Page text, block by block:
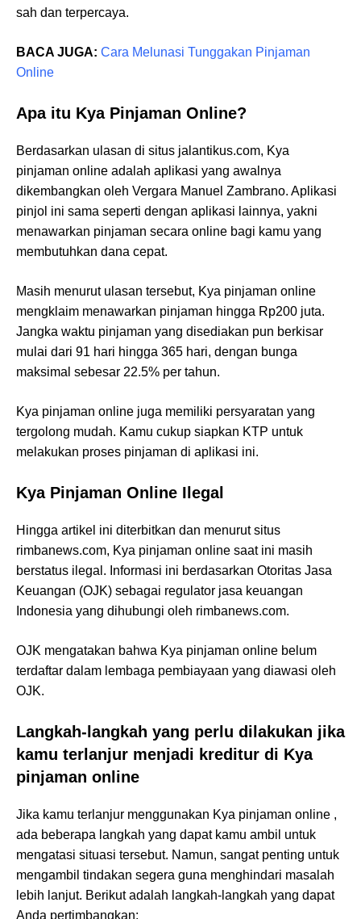
sah dan terpercaya.
BACA JUGA: Cara Melunasi Tunggakan Pinjaman
Online
Apa itu Kya Pinjaman Online?
Berdasarkan ulasan di situs jalantikus.com, Kya
pinjaman online adalah aplikasi yang awalnya
dikembangkan oleh Vergara Manuel Zambrano. Aplikasi
pinjol ini sama seperti dengan aplikasi lainnya, yakni
menawarkan pinjaman secara online bagi kamu yang
membutuhkan dana cepat.
Masih menurut ulasan tersebut, Kya pinjaman online
mengklaim menawarkan pinjaman hingga Rp200 juta.
Jangka waktu pinjaman yang disediakan pun berkisar
mulai dari 91 hari hingga 365 hari, dengan bunga
maksimal sebesar 22.5% per tahun.
Kya pinjaman online juga memiliki persyaratan yang
tergolong mudah. Kamu cukup siapkan KTP untuk
melakukan proses pinjaman di aplikasi ini.
Kya Pinjaman Online Ilegal
Hingga artikel ini diterbitkan dan menurut situs
rimbanews.com, Kya pinjaman online saat ini masih
berstatus ilegal. Informasi ini berdasarkan Otoritas Jasa
Keuangan (OJK) sebagai regulator jasa keuangan
Indonesia yang dihubungi oleh rimbanews.com.
OJK mengatakan bahwa Kya pinjaman online belum
terdaftar dalam lembaga pembiayaan yang diawasi oleh
OJK.
Langkah-langkah yang perlu dilakukan jika
kamu terlanjur menjadi kreditur di Kya
pinjaman online
Jika kamu terlanjur menggunakan Kya pinjaman online ,
ada beberapa langkah yang dapat kamu ambil untuk
mengatasi situasi tersebut. Namun, sangat penting untuk
mengambil tindakan segera guna menghindari masalah
lebih lanjut. Berikut adalah langkah-langkah yang dapat
Anda pertimbangkan: